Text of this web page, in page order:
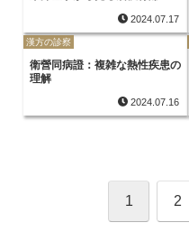
2024.07.17
漢方の診察
衛營同病證：複雑な熱性疾患の
理解
2024.07.16
1 2